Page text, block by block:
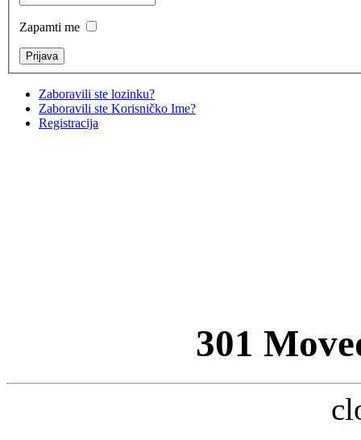
Zapamti me
Zaboravili ste lozinku?
Zaboravili ste Korisničko Ime?
Registracija
301